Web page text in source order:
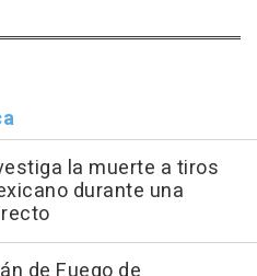
la muerte a tiros
durante una